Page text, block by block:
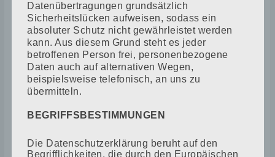
ERFOLG GEGEN
ZWANGSÜBERNAHME
Nach dem Mauerbau sollte der
Familienbetrieb in eine LPG überführt
werden. Hans Freudenfeld wehrte sich
mit allen Mitteln gegen diese
Selbständigkeit.
Datenübertragungen grundsätzlich
Sicherheitslücken aufweisen, sodass ein
absoluter Schutz nicht gewährleistet werden
kann. Aus diesem Grund steht es jeder
betroffenen Person frei, personenbezogene
Daten auch auf alternativen Wegen,
beispielsweise telefonisch, an uns zu
übermitteln.
BEGRIFFSBESTIMMUNGEN
Die Datenschutzerklärung beruht auf den
Begrifflichkeiten, die durch den Europäischen